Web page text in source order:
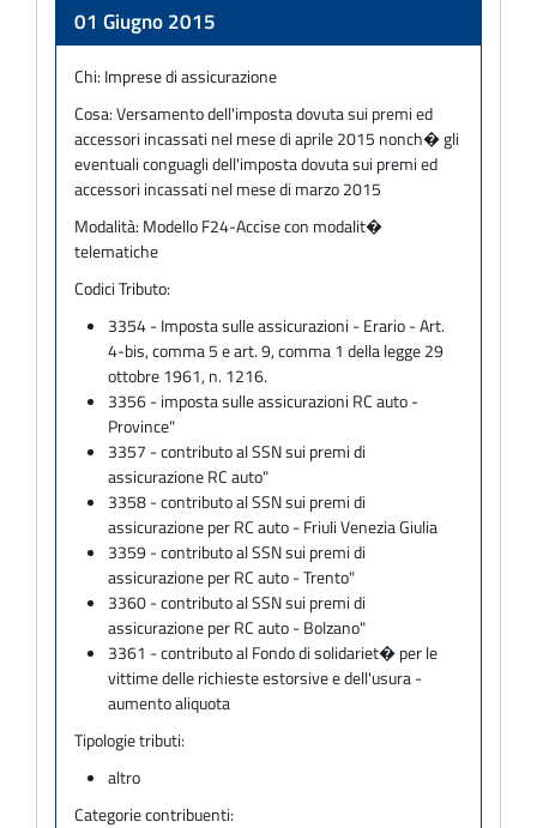
01 Giugno 2015
Chi: Imprese di assicurazione
Cosa:Versamento dell'imposta dovuta sui premi ed
accessori incassati nel mese di aprile 2015 nonch� gli
eventuali conguagli dell'imposta dovuta sui premi ed
accessori incassati nel mese di marzo 2015
Modalità: Modello F24-Accise con modalit�
telematiche
Codici Tributo:
3354 - Imposta sulle assicurazioni - Erario - Art.
4-bis, comma 5 e art. 9, comma 1 della legge 29
ottobre 1961, n. 1216.
3356 - imposta sulle assicurazioni RC auto -
Province"
3357 - contributo al SSN sui premi di
assicurazione RC auto"
3358 - contributo al SSN sui premi di
assicurazione per RC auto - Friuli Venezia Giulia
3359 - contributo al SSN sui premi di
assicurazione per RC auto - Trento"
3360 - contributo al SSN sui premi di
assicurazione per RC auto - Bolzano"
3361 - contributo al Fondo di solidariet� per le
vittime delle richieste estorsive e dell'usura -
aumento aliquota
Tipologie tributi:
altro
Categorie contribuenti: